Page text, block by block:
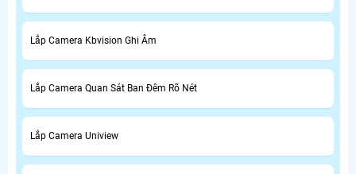
Lắp Camera Kbvision Ghi Âm
Lắp Camera Quan Sát Ban Đêm Rõ Nét
Lắp Camera Uniview